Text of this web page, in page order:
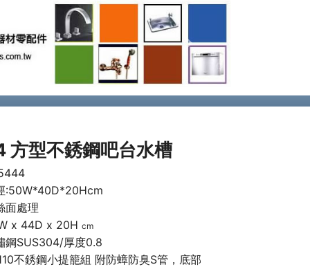
Next
型不銹鋼吧台水槽
:50W*40D*20Hcm
面處理
x 44D x 20H cm
鋼SUS304/厚度0.8
不銹鋼小提籠組 附防蟑防臭S管，底部